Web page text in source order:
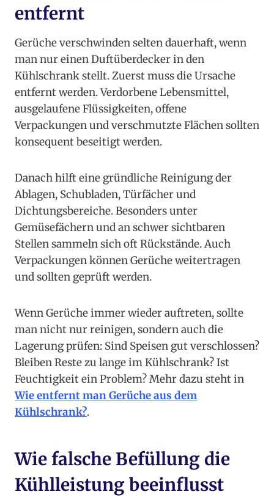
entfernt
Gerüche verschwinden selten dauerhaft, wenn
man nur einen Duftüberdecker in den
Kühlschrank stellt. Zuerst muss die Ursache
entfernt werden. Verdorbene Lebensmittel,
ausgelaufene Flüssigkeiten, offene
Verpackungen und verschmutzte Flächen sollten
konsequent beseitigt werden.
Danach hilft eine gründliche Reinigung der
Ablagen, Schubladen, Türfächer und
Dichtungsbereiche. Besonders unter
Gemüsefächern und an schwer sichtbaren
Stellen sammeln sich oft Rückstände. Auch
Verpackungen können Gerüche weitertragen
und sollten geprüft werden.
Wenn Gerüche immer wieder auftreten, sollte
man nicht nur reinigen, sondern auch die
Lagerung prüfen: Sind Speisen gut verschlossen?
Bleiben Reste zu lange im Kühlschrank? Ist
Feuchtigkeit ein Problem? Mehr dazu steht in
Wie entfernt man Gerüche aus dem
Kühlschrank?.
Wie falsche Befüllung die
Kühlleistung beeinflusst